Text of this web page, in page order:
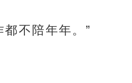
不陪年年。”